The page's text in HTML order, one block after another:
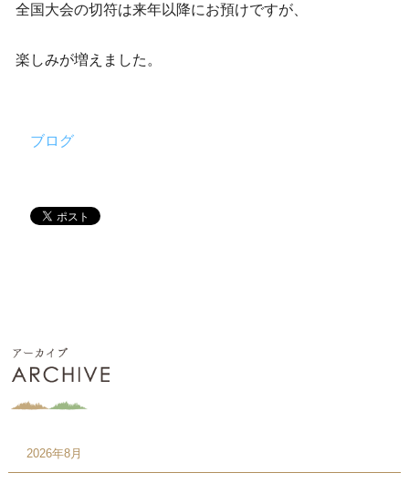
全国大会の切符は来年以降にお預けですが、
楽しみが増えました。
ブログ
2026年8月